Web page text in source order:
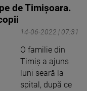
de Timișoara.
14-06-2022 | 07:31
O familie din
Timiș a ajuns
luni seară la
spital, după ce